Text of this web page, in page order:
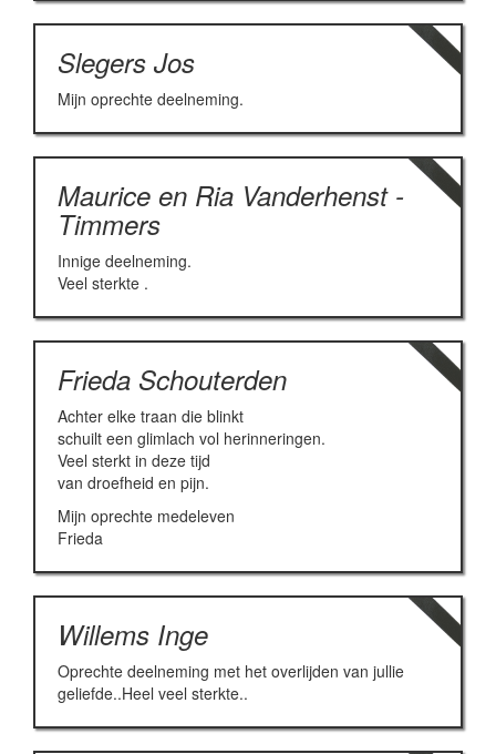
Slegers Jos
Mijn oprechte deelneming.
Maurice en Ria Vanderhenst -
Timmers
Innige deelneming.
Veel sterkte .
Frieda Schouterden
Achter elke traan die blinkt
schuilt een glimlach vol herinneringen.
Veel sterkt in deze tijd
van droefheid en pijn.
Mijn oprechte medeleven
Frieda
Willems Inge
Oprechte deelneming met het overlijden van jullie
geliefde..Heel veel sterkte..